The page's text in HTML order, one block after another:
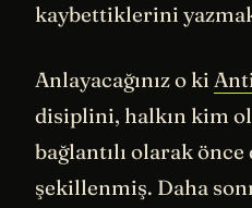
kaybettiklerini
Anlayacağınız o ki
disiplini, halkın kim
bağlantılı olarak
şekillenmiş. Daha